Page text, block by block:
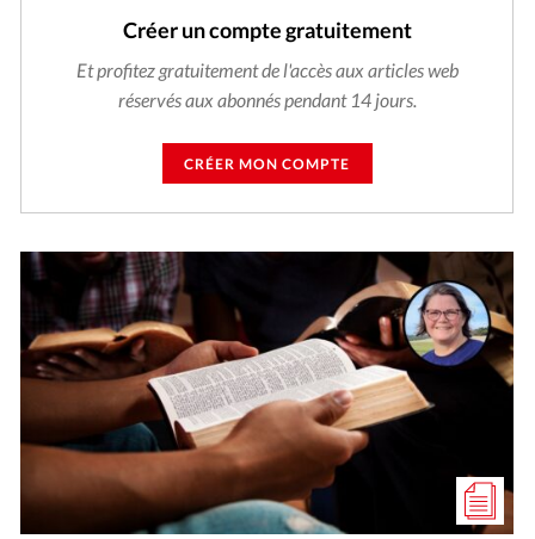
Créer un compte gratuitement
Et profitez gratuitement de l'accès aux articles web
réservés aux abonnés pendant 14 jours.
CRÉER MON COMPTE